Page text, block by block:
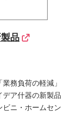
品
務負荷の軽減」
ア什器の新製品
ビニ・ホームセン